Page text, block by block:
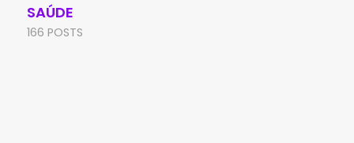
SAÚDE
166 POSTS